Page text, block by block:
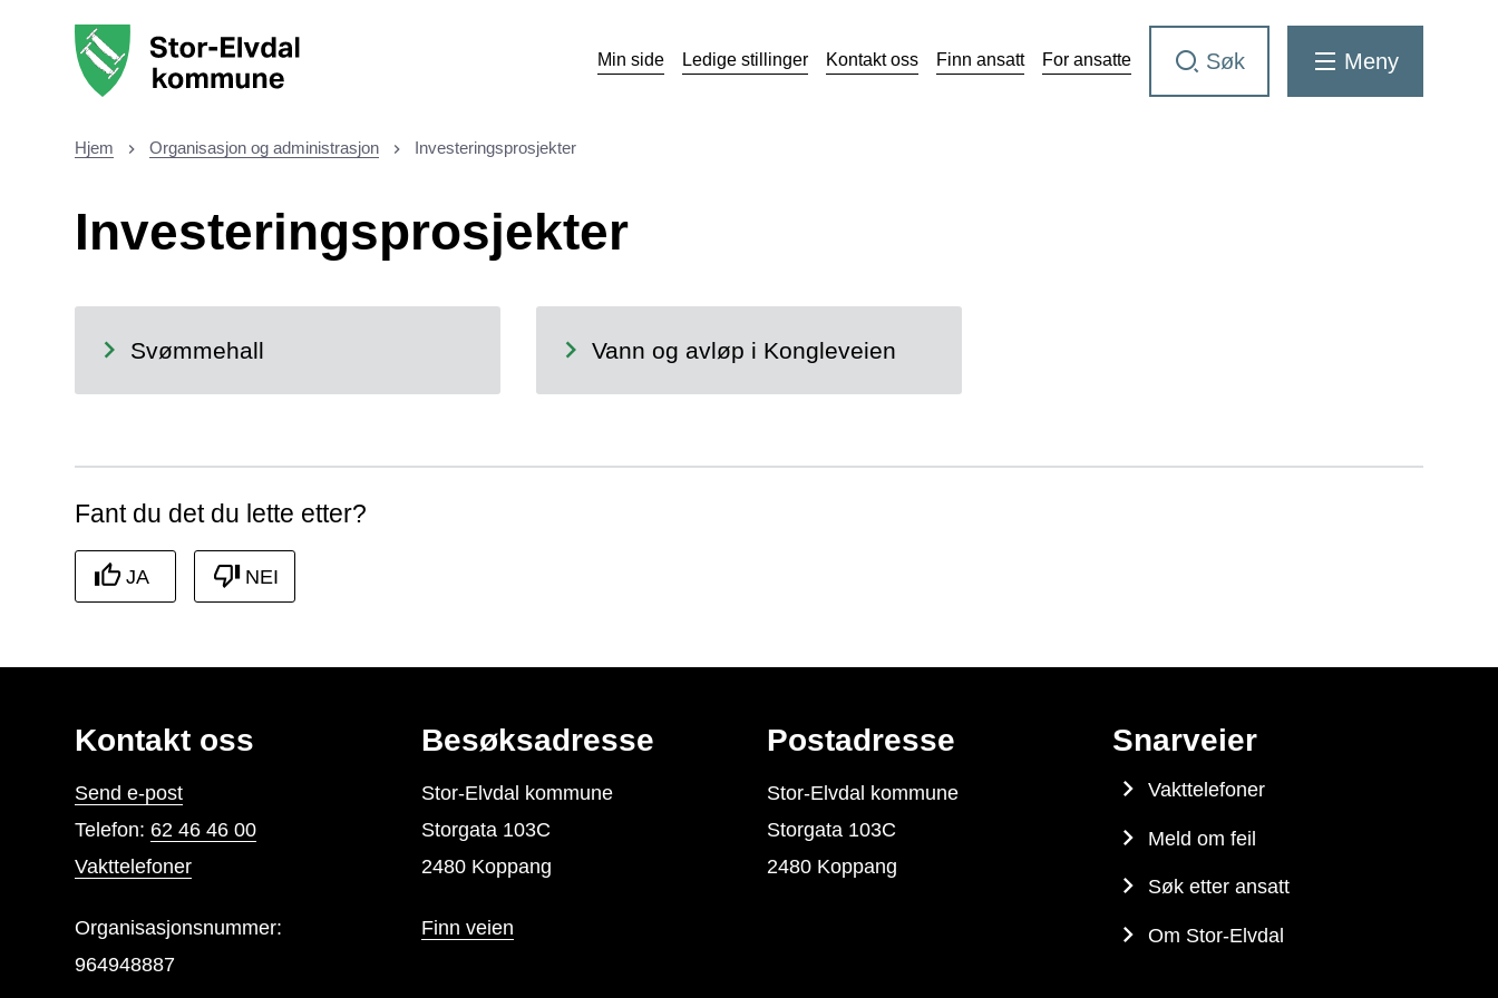
Stor-Elvdal kommune
Min side
Ledige stillinger Kontakt oss Finn ansatt For ansatte Søk Meny
Du er her:
Hjem Organisasjon og administrasjon Investeringsprosjekter
Investeringsprosjekter
Svømmehall Vann og avløp i Kongleveien
Fant du det du lette etter?
JA NEI
Kontakt oss
Send e-post
Telefon: 62 46 46 00
Vakttelefoner
Organisasjonsnummer:
964948887
Besøksadresse
Stor-Elvdal kommune
Storgata 103C
2480 Koppang
Finn veien
Postadresse
Stor-Elvdal kommune
Storgata 103C
2480 Koppang
Snarveier
Vakttelefoner
Meld om feil
Søk etter ansatt
Om Stor-Elvdal